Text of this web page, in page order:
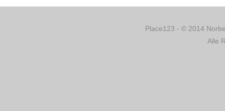
Place123 - © 2014
Alle